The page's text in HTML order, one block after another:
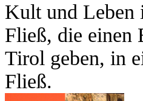
Kult und Leben
Fließ, die einen
Tirol geben, in
Fließ.